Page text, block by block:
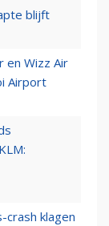
blijft
en Wizz Air
Airport
crash klagen